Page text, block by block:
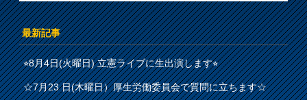
最新記事
⭐︎8月4日(火曜日) 立憲ライブに生出演します⭐︎
☆7月23 日(木曜日）厚生労働委員会で質問に立ちます☆